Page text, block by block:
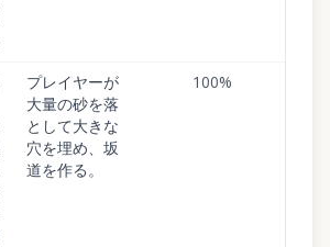
プレイヤーが
大量の砂を落
として大きな
穴を埋め、坂
道を作る。
100%